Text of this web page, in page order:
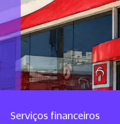
Serviços financeiros